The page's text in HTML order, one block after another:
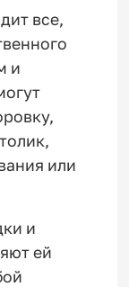
все,
и
или
и
ей